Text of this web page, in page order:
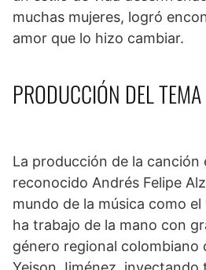
muchas mujeres, logró
amor que lo hizo cambiar.
PRODUCCIÓN DEL TEMA
La producción de la canción
reconocido Andrés Felipe
mundo de la música como el
ha trabajo de la mano con
género regional colombiano